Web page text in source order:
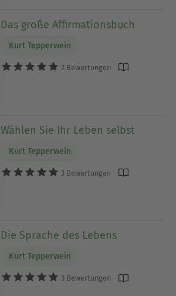
Das große Affirmationsbuch
Kurt Tepperwein
2 Bewertungen
Wählen Sie Ihr Leben selbst
Kurt Tepperwein
3 Bewertungen
Die Sprache des Lebens
Kurt Tepperwein
3 Bewertungen